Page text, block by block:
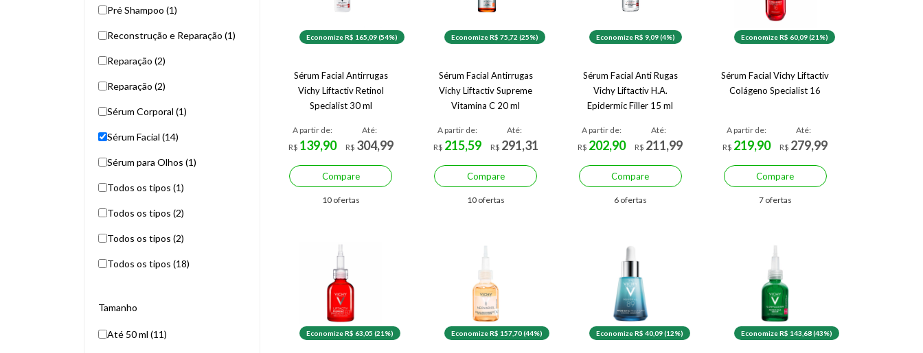
Pré Shampoo (1)
Reconstrução e Reparação (1)
Reparação (2)
Reparação (2)
Sérum Corporal (1)
Sérum Facial (14)
Sérum para Olhos (1)
Todos os tipos (1)
Todos os tipos (2)
Todos os tipos (2)
Todos os tipos (18)
Tamanho
Até 50 ml (11)
Economize R$ 165,09 (54%)
Sérum Facial Antirrugas
Vichy Liftactiv Retinol
Specialist 30 ml
A partir de:
R$ 139,90
Até:
R$ 304,99
Compare
10 ofertas
Economize R$ 75,72 (25%)
Sérum Facial Antirrugas
Vichy Liftactiv Supreme
Vitamina C 20 ml
A partir de:
R$ 215,59
Até:
R$ 291,31
Compare
10 ofertas
Economize R$ 9,09 (4%)
Sérum Facial Anti Rugas
Vichy Liftactiv H.A.
Epidermic Filler 15 ml
A partir de:
R$ 202,90
Até:
R$ 211,99
Compare
6 ofertas
Economize R$ 60,09 (21%)
Sérum Facial Vichy Liftactiv
Colágeno Specialist 16
A partir de:
R$ 219,90
Até:
R$ 279,99
Compare
7 ofertas
Economize R$ 63,05 (21%) Economize R$ 157,70 (44%) Economize R$ 40,09 (12%) Economize R$ 143,68 (43%)